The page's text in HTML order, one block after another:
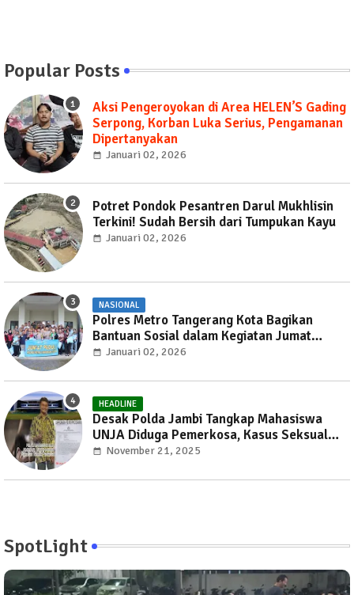
Popular Posts
Aksi Pengeroyokan di Area HELEN’S Gading
Serpong, Korban Luka Serius, Pengamanan
Dipertanyakan
Januari 02, 2026
Potret Pondok Pesantren Darul Mukhlisin
Terkini! Sudah Bersih dari Tumpukan Kayu
Januari 02, 2026
NASIONAL
Polres Metro Tangerang Kota Bagikan
Bantuan Sosial dalam Kegiatan Jumat
Peduli
Januari 02, 2026
HEADLINE
Desak Polda Jambi Tangkap Mahasiswa
UNJA Diduga Pemerkosa, Kasus Seksual
Kembali Gemparkan Jambi
November 21, 2025
SpotLight